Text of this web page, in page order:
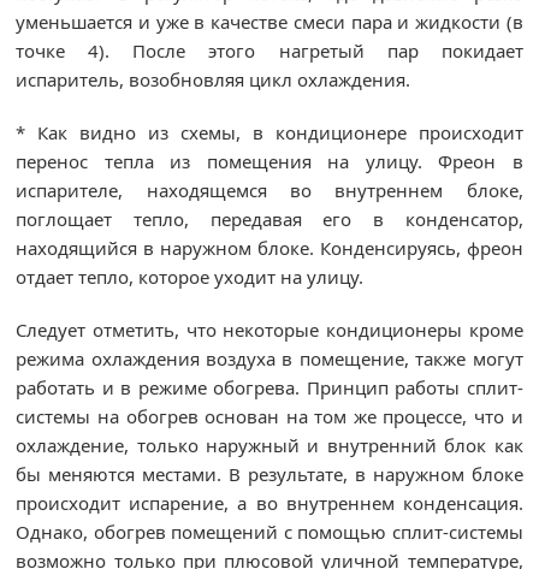
уменьшается и уже в качестве смеси пара и жидкости (в
точке 4). После этого нагретый пар покидает
испаритель, возобновляя цикл охлаждения.
* Как видно из схемы, в кондиционере происходит
перенос тепла из помещения на улицу. Фреон в
испарителе, находящемся во внутреннем блоке,
поглощает тепло, передавая его в конденсатор,
находящийся в наружном блоке. Конденсируясь, фреон
отдает тепло, которое уходит на улицу.
Следует отметить, что некоторые кондиционеры кроме
режима охлаждения воздуха в помещение, также могут
работать и в режиме обогрева. Принцип работы сплит-
системы на обогрев основан на том же процессе, что и
охлаждение, только наружный и внутренний блок как
бы меняются местами. В результате, в наружном блоке
происходит испарение, а во внутреннем конденсация.
Однако, обогрев помещений с помощью сплит-системы
возможно только при плюсовой уличной температуре,